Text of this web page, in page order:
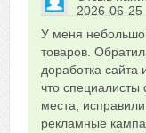
2026-06-25
0
У меня
товаров.
доработка сайта
что специалисты
места,
рекламные